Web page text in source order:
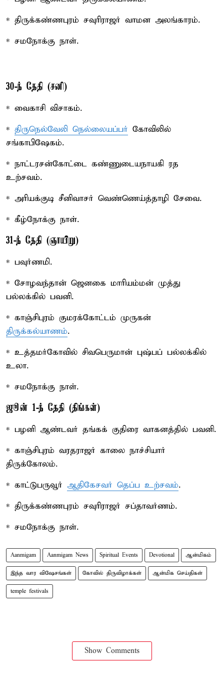
* திருக்கண்ணபுரம் சவுரிராஜர் வாமன அலங்காரம்.
* சமநோக்கு நாள்.
30-ந் தேதி (சனி)
* வைகாசி விசாகம்.
* திருநெல்வேலி நெல்லையப்பர் கோவிலில்
சங்காபிஷேகம்.
* நாட்டரசன்கோட்டை கண்ணுடையநாயகி ரத
உற்சவம்.
* அரியக்குடி சீனிவாசர் வெண்ணெய்த்தாழி சேவை.
* கீழ்நோக்கு நாள்.
31-ந் தேதி (ஞாயிறு)
* பவுர்ணமி.
* சோழவந்தான் ஜெனகை மாரியம்மன் முத்து
பல்லக்கில் பவனி.
* காஞ்சிபுரம் குமரக்கோட்டம் முருகன்
திருக்கல்யாணம்.
* உத்தமர்கோவில் சிவபெருமான் புஷ்பப் பல்லக்கில்
உலா.
* சமநோக்கு நாள்.
ஜூன் 1-ந் தேதி (திங்கள்)
* பழனி ஆண்டவர் தங்கக் குதிரை வாகனத்தில் பவனி.
* காஞ்சிபுரம் வரதராஜர் காலை நாச்சியார்
திருக்கோலம்.
* காட்டுபருவூர் ஆதிகேசவர் தெப்ப உற்சவம்.
* திருக்கண்ணபுரம் சவுரிராஜர் சப்தாவர்ணம்.
* சமநோக்கு நாள்.
Aanmigam Aanmigam News Spiritual Events Devotional ஆன்மிகம்
இந்த வார விஷேசங்கள் கோவில் திருவிழாக்கள் ஆன்மிக செய்திகள்
temple festivals
Show Comments